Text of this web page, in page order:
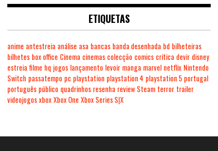
ETIQUETAS
anime antestreia análise asa bancas banda desenhada bd bilheteiras
bilhetes box office Cinema cinemas colecção comics crítica devir disney
estreia filme hq jogos lançamento levoir manga marvel netflix Nintendo
Switch passatempo pc playstation playstation 4 playstation 5 portugal
português público quadrinhos resenha review Steam terror trailer
videojogosxboxXbox One Xbox Series S|X